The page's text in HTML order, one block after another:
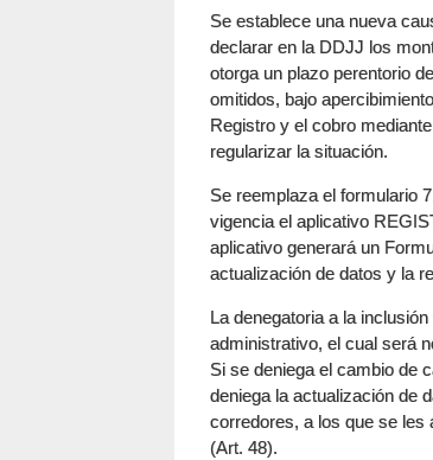
Se establece una nueva
declarar en la DDJJ los
otorga un plazo perentorio
omitidos, bajo
Registro y el cobro
regularizar la situación.
Se reemplaza el formulario
vigencia el aplicativo
aplicativo generará un
actualización de datos y la
La denegatoria a la
administrativo, el cual será
Si se deniega el cambio de
deniega la actualización de
corredores, a los que se les
(Art. 48).